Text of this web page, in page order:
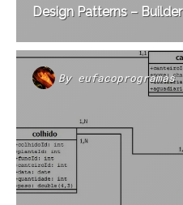
Design Patterns – Builder
By eufacoprogramas